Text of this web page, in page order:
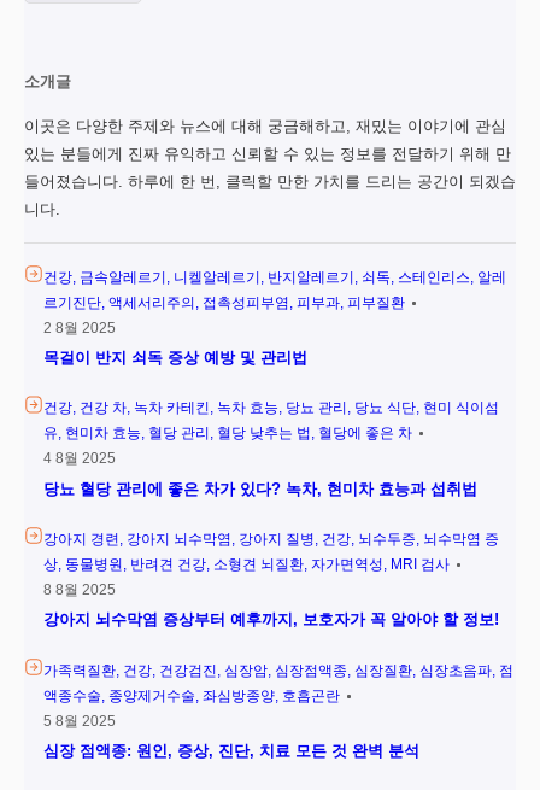
소개글
이곳은 다양한 주제와 뉴스에 대해 궁금해하고, 재밌는 이야기에 관심
있는 분들에게 진짜 유익하고 신뢰할 수 있는 정보를 전달하기 위해 만
들어졌습니다. 하루에 한 번, 클릭할 만한 가치를 드리는 공간이 되겠습
니다.
건강 금속알레르기 니켈알레르기 반지알레르기 쇠독 스테인리스
알레
르기진단 액세서리주의 접촉성피부염 피부과 피부질환
2 8월 2025
목걸이 반지 쇠독 증상 예방 및 관리법
건강 건강 차 녹차 카테킨 녹차 효능 당뇨 관리 당뇨 식단 현미 식이섬
유
현미차 효능 혈당 관리 혈당 낮추는 법
혈당에 좋은 차
4 8월 2025
당뇨 혈당 관리에 좋은 차가 있다? 녹차, 현미차 효능과 섭취법
강아지 경련 강아지 뇌수막염 강아지 질병 건강 뇌수두증
뇌수막염 증
상 동물병원 반려견 건강 소형견 뇌질환 자가면역성
MRI 검사
8 8월 2025
강아지 뇌수막염 증상부터 예후까지, 보호자가 꼭 알아야 할 정보!
가족력질환 건강 건강검진 심장암 심장점액종 심장질환 심장초음파 점
액종수술
종양제거수술 좌심방종양 호흡곤란
5 8월 2025
심장 점액종: 원인, 증상, 진단, 치료 모든 것 완벽 분석